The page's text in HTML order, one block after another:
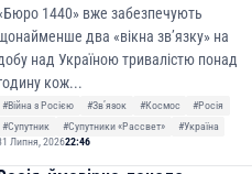
1440» вже забезпечують
два «вікна зв’язку» на
над Україною тривалістю понад
кож...
#Війна з Росією #Звʼязок #Космос
#Росія
#Супутник
#Супутники «Рассвет»
#Україна
Липня, 202622:46